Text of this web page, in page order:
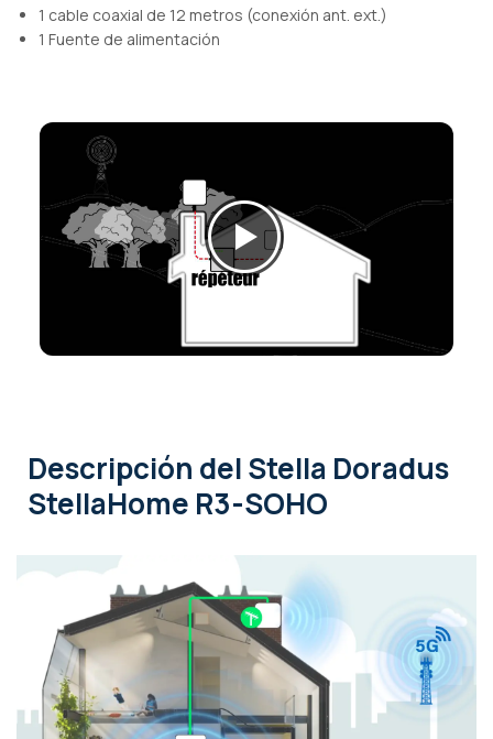
1 cable coaxial de 12 metros (conexión ant. ext.)
1 Fuente de alimentación
Descripción del Stella Doradus
StellaHome R3-SOHO